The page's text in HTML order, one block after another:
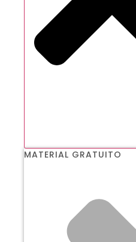
MATERIAL GRATUITO